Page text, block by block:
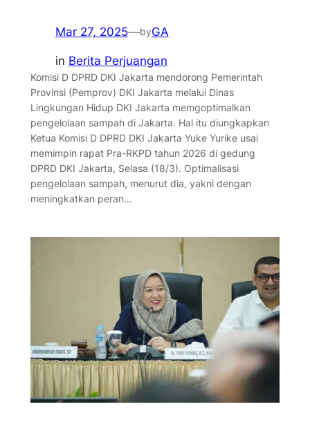
Mar 27, 2025—byGA
in Berita Perjuangan
Komisi D DPRD DKI Jakarta mendorong Pemerintah
Provinsi (Pemprov) DKI Jakarta melalui Dinas
Lingkungan Hidup DKI Jakarta memgoptimalkan
pengelolaan sampah di Jakarta. Hal itu diungkapkan
Ketua Komisi D DPRD DKI Jakarta Yuke Yurike usai
memimpin rapat Pra-RKPD tahun 2026 di gedung
DPRD DKI Jakarta, Selasa (18/3). Optimalisasi
pengelolaan sampah, menurut dia, yakni dengan
meningkatkan peran…